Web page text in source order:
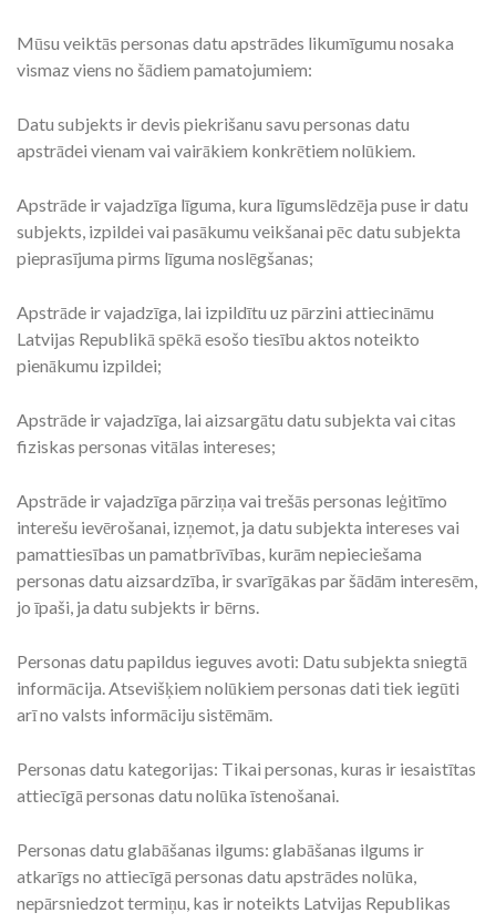
Mūsu veiktās personas datu apstrādes likumīgumu nosaka
vismaz viens no šādiem pamatojumiem:
Datu subjekts ir devis piekrišanu savu personas datu
apstrādei vienam vai vairākiem konkrētiem nolūkiem.
Apstrāde ir vajadzīga līguma, kura līgumslēdzēja puse ir datu
subjekts, izpildei vai pasākumu veikšanai pēc datu subjekta
pieprasījuma pirms līguma noslēgšanas;
Apstrāde ir vajadzīga, lai izpildītu uz pārzini attiecināmu
Latvijas Republikā spēkā esošo tiesību aktos noteikto
pienākumu izpildei;
Apstrāde ir vajadzīga, lai aizsargātu datu subjekta vai citas
fiziskas personas vitālas intereses;
Apstrāde ir vajadzīga pārziņa vai trešās personas leģitīmo
interešu ievērošanai, izņemot, ja datu subjekta intereses vai
pamattiesības un pamatbrīvības, kurām nepieciešama
personas datu aizsardzība, ir svarīgākas par šādām interesēm,
jo īpaši, ja datu subjekts ir bērns.
Personas datu papildus ieguves avoti: Datu subjekta sniegtā
informācija. Atsevišķiem nolūkiem personas dati tiek iegūti
arī no valsts informāciju sistēmām.
Personas datu kategorijas: Tikai personas, kuras ir iesaistītas
attiecīgā personas datu nolūka īstenošanai.
Personas datu glabāšanas ilgums: glabāšanas ilgums ir
atkarīgs no attiecīgā personas datu apstrādes nolūka,
nepārsniedzot termiņu, kas ir noteikts Latvijas Republikas